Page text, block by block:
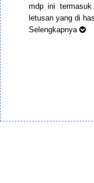
mdp ini termasuk
letusan yang di
Selengkapnya